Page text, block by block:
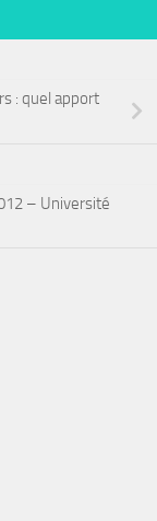
: quel apport
– Université